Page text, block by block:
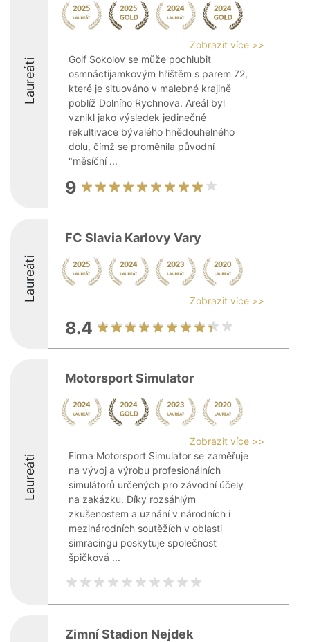
Laureáti
Zobrazit více >>
Golf Sokolov se může pochlubit
osmnáctijamkovým hřištěm s parem 72,
které je situováno v malebné krajině
poblíž Dolního Rychnova. Areál byl
vznikl jako výsledek jedinečné
rekultivace bývalého hnědouhelného
dolu, čímž se proměnila původní
"měsíční ...
9
Laureáti
FC Slavia Karlovy Vary
Zobrazit více >>
8.4
Laureáti
Motorsport Simulator
Zobrazit více >>
Firma Motorsport Simulator se zaměřuje
na vývoj a výrobu profesionálních
simulátorů určených pro závodní účely
na zakázku. Díky rozsáhlým
zkušenostem a uznání v národních i
mezinárodních soutěžích v oblasti
simracingu poskytuje společnost
špičková ...
Zimní Stadion Nejdek